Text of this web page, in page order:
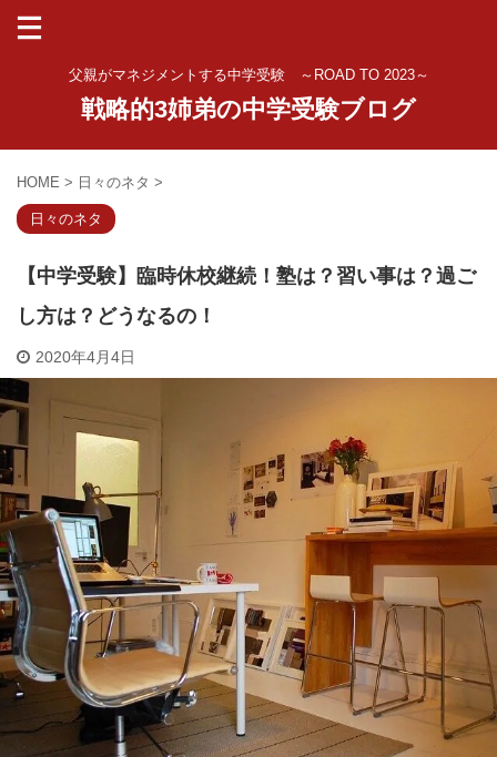
父親がマネジメントする中学受験 ～ROAD TO 2023～
戦略的3姉弟の中学受験ブログ
HOME > 日々のネタ >
日々のネタ
【中学受験】臨時休校継続！塾は？習い事は？過ご
し方は？どうなるの！
2020年4月4日